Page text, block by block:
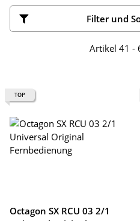
Filter und
Artikel 41 -
TOP
Octagon SX RCU 03 2/1